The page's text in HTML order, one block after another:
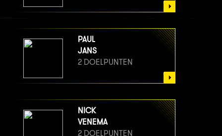
PAUL
JANS
2 DOELPUNTEN
NICK
VENEMA
2 DOELPUNTEN